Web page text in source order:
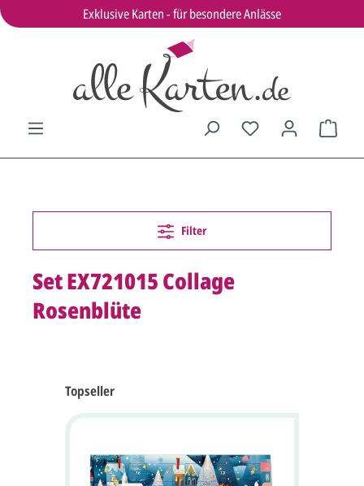
Exklusive Karten - für besondere Anlässe
Filter
Set EX721015 Collage
Rosenblüte
Topseller